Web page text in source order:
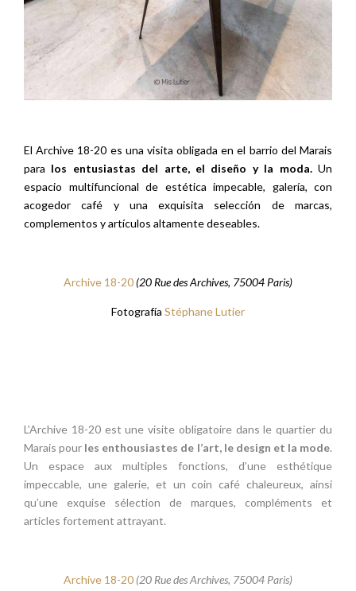
El Archive 18-20 es una visita obligada en el barrio del Marais
para los entusiastas del arte, el diseño y la moda.Un
espacio multifuncional de estética impecable, galería, con
acogedor café y una exquisita selección de marcas,
complementos y artículos altamente deseables.
Archive 18-20(20 Rue des Archives, 75004 Paris)
Fotografía Stéphane Lutier
L’Archive 18-20 est une visite obligatoire dans le quartier du
Marais pour les enthousiastes de l’art, le design et la mode.
Un espace aux multiples fonctions, d’une esthétique
impeccable, une galerie, et un coin café chaleureux, ainsi
qu’une exquise sélection de marques, compléments et
articles fortement attrayant.
Archive 18-20 (20 Rue des Archives, 75004 Paris)